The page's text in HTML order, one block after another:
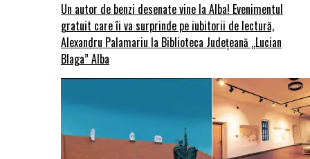
Un autor de benzi desenate vine la Alba! Evenimentul
gratuit care îi va surprinde pe iubitorii de lectură,
Alexandru Palamariu la Biblioteca Județeană „Lucian
Blaga” Alba